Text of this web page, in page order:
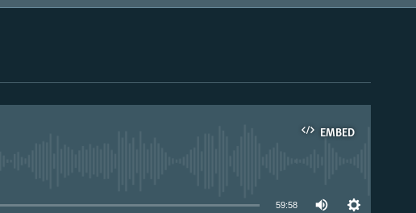
EMBED
59:58